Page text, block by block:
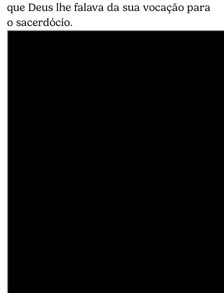
que Deus lhe falava da sua vocação para
o sacerdócio.